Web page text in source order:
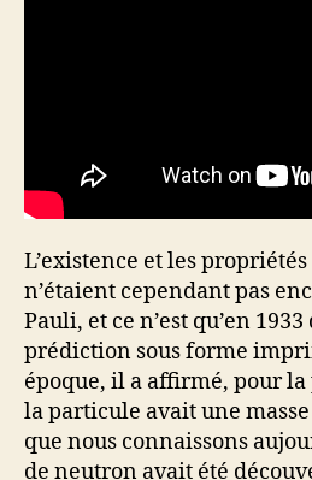
L’existence et les
n’étaient cependant pas
Pauli, et ce n’est qu’en
prédiction sous forme
époque, il a affirmé, pour
la particule avait une
que nous connaissons
de neutron avait été